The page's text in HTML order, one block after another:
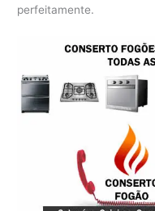
perfeitamente.